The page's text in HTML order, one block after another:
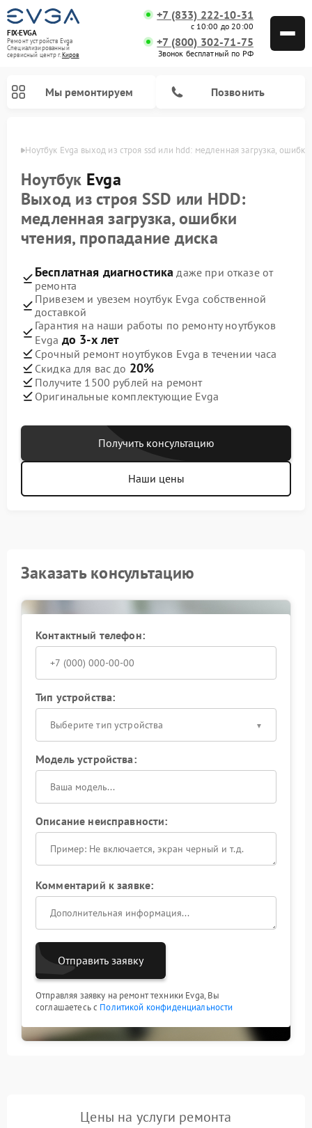
FIX-EVGA
Ремонт устройств Evga
Специализированный
cервисный центр г.Киров
+7 (833) 222-10-31
с 10:00 до 20:00
+7 (800) 302-71-75
Звонок бесплатный по РФ
Мы ремонтируем Позвонить
Ноутбук Evga выход из строя ssd или hdd: медленная загрузка,
Ноутбук Evga
Выход из строя SSD или HDD:
медленная загрузка, ошибки
чтения, пропадание диска
Бесплатная диагностика даже при отказе от
ремонта
Привезем и увезем ноутбук Evga собственной
доставкой
Гарантия на наши работы по ремонту ноутбуков
Evga до 3-х лет
Срочный ремонт ноутбуков Evga в течении часа
Скидка для вас до 20%
Получите 1500 рублей на ремонт
Оригинальные комплектующие Evga
Получить консультацию
Наши цены
Заказать консультацию
Контактный телефон:
Тип устройства:
Выберите тип устройства
Модель устройства:
Описание неисправности:
Комментарий к заявке:
Отправить заявку
Отправляя заявку на ремонт техники Evga, Вы
соглашаетесь с Политикой конфиденциальности
Цены на услуги ремонта